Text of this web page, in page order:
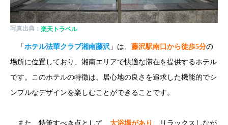
写真出典： 楽天トラベル
「 ホテル法華クラブ湘南藤沢 」は、 藤沢駅南口から徒歩5分の
場所に位置しており、湘南エリアで快適な滞在を提供するホテル
です。このホテルの特徴は、居心地の良さを追求した機能的でシ
ンプルなデザインを楽しむことができることです。
また、特筆すべき点として、 大浴場があり 、リラックスしなが